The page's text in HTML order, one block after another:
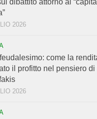
2026
come la
il profitto nel pensiero di
2026